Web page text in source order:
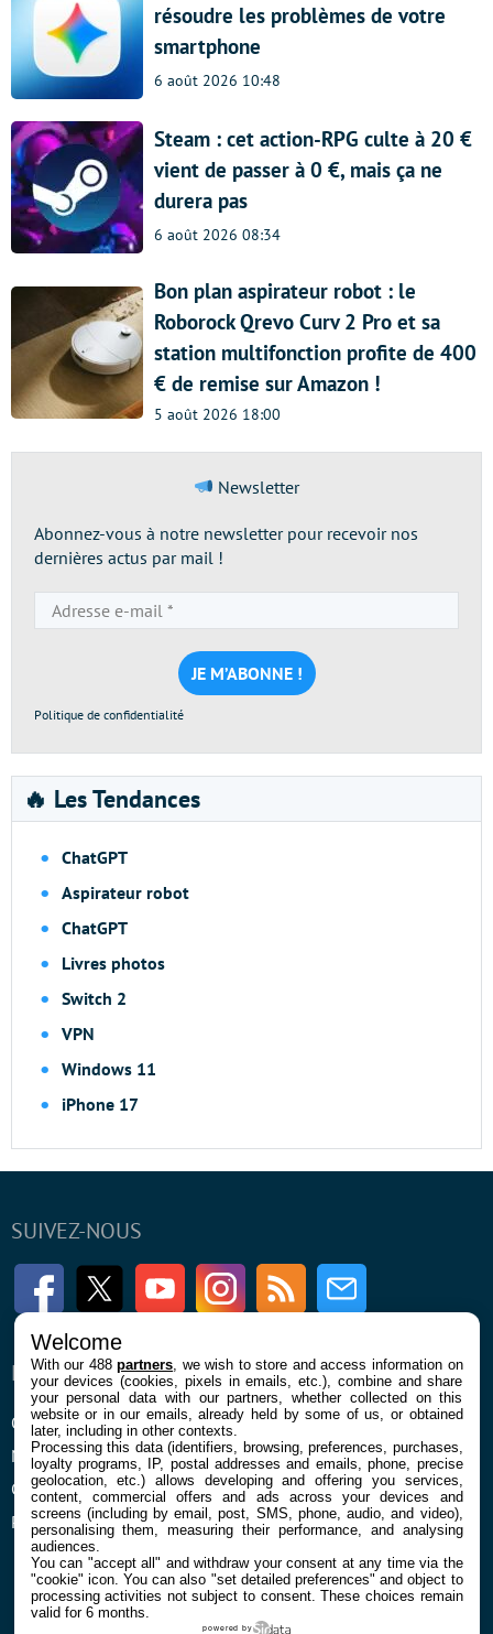
résoudre les problèmes de votre
smartphone
6 août 2026 10:48
Steam : cet action-RPG culte à 20 €
vient de passer à 0 €, mais ça ne
durera pas
6 août 2026 08:34
Bon plan aspirateur robot : le
Roborock Qrevo Curv 2 Pro et sa
station multifonction profite de 400
€ de remise sur Amazon !
5 août 2026 18:00
Newsletter
Abonnez-vous à notre newsletter pour recevoir nos
dernières actus par mail !
e-
mail
*
Politique de confidentialité
🔥 Les Tendances
ChatGPT
Aspirateur robot
ChatGPT
Livres photos
Switch 2
VPN
Windows 11
iPhone 17
SUIVEZ-NOUS
FacebookTwitter Youtube InstagramRSS Newsletter
ENTREPRISE
Qui sommes nous
Mentions légales et CGU
Confidentialité et Cookies
Préférences cookies
À PROPOS
La rédaction
Contact
Welcome
With our 488partners , we wish to store and access information on
your devices (cookies, pixels in emails, etc.), combine and share
your personal data with our partners, whether collected on this
website or in our emails, already held by some of us, or obtained
later, including in other contexts.
Processing this data (identifiers, browsing, preferences, purchases,
loyalty programs, IP, postal addresses and emails, phone, precise
geolocation, etc.) allows developing and offering you services,
content, commercial offers and ads across your devices and
screens (including by email, post, SMS, phone, audio, and video),
personalising them, measuring their performance, and analysing
audiences.
You can "accept all" and withdraw your consent at any time via the
"cookie" icon. You can also "set detailed preferences" and object to
processing activities not subject to consent. These choices remain
valid for 6 months.
powered by